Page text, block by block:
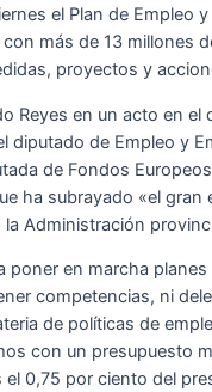
el Plan de Empleo
más de 13 millones
proyectos y
Reyes en un acto en el
diputado de Empleo y
de Fondos
ha subrayado «el gran
la Administración
poner en marcha
competencias, ni
de políticas de
con un presupuesto
el 0,75 por ciento del